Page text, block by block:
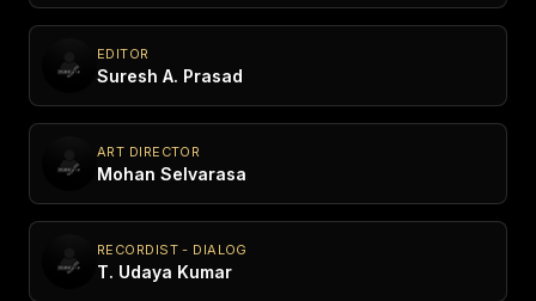
EDITOR
Suresh A. Prasad
ART DIRECTOR
Mohan Selvarasa
RECORDIST - DIALOG
T. Udaya Kumar